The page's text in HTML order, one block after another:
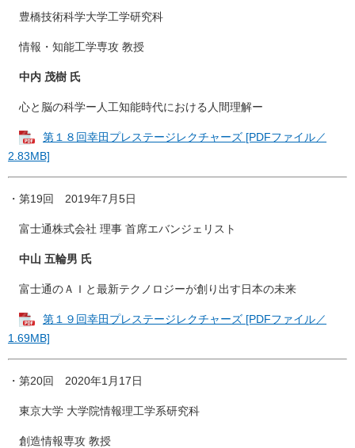
豊橋技術科学大学工学研究科
情報・知能工学専攻 教授
中内 茂樹 氏
心と脳の科学ー人工知能時代における人間理解ー
第１８回幸田プレステージレクチャーズ [PDFファイル／
2.83MB]
・第19回 2019年7月5日
富士通株式会社 理事 首席エバンジェリスト
中山 五輪男 氏
富士通のＡＩと最新テクノロジーが創り出す日本の未来
第１９回幸田プレステージレクチャーズ [PDFファイル／
1.69MB]
・第20回 2020年1月17日
東京大学 大学院情報理工学系研究科
創造情報専攻 教授